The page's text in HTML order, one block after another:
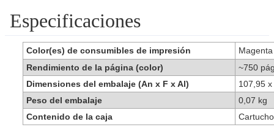
Especificaciones
Color(es) de consumibles de impresión
Rendimiento de la página (color)
~750
Dimensiones del embalaje (An x F x Al)
107,95
Peso del embalaje
0,07 kg
Contenido de la caja